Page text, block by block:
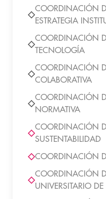
COORDINACIÓN
ESTRATEGIA
COORDINACIÓN
TECNOLOGÍA
COORDINACIÓN
COLABORATIVA
COORDINACIÓN
NORMATIVA
COORDINACIÓN
SUSTENTABILIDAD
COORDINACIÓN
COORDINACIÓN
UNIVERSITARIO